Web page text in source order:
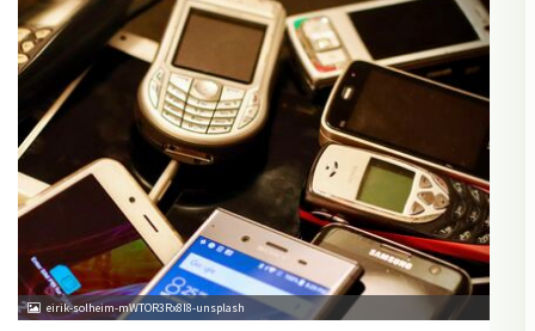
eirik-solheim-mWTOR3Rx8l8-unsplash